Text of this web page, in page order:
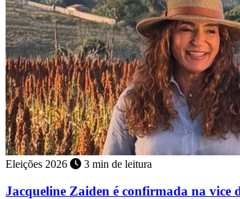
Eleições 2026 3 min de leitura
Jacqueline Zaiden é confirmada na vice